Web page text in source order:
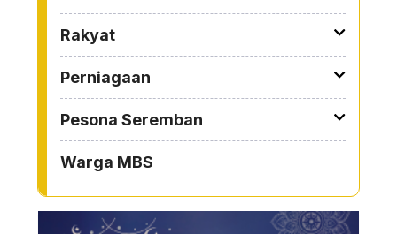
Rakyat
Perniagaan
Pesona Seremban
Warga MBS